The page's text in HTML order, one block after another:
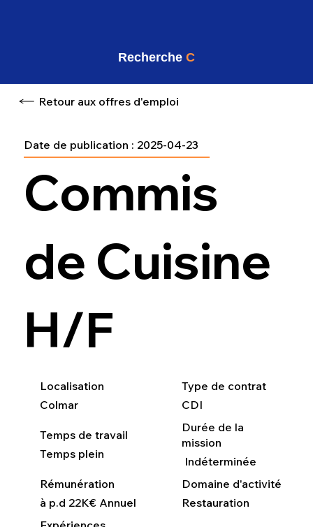
Retour aux offres d'emploi
Commis
de Cuisine
H/F
2025-04-23
Date de publication :
Rémunération
à p.d 22K€ Annuel
Domaine d'activité
Restauration
Localisation
Colmar
Type de contrat
CDI
Temps de travail
Temps plein
Durée de la
mission
Indéterminée
Recherche C